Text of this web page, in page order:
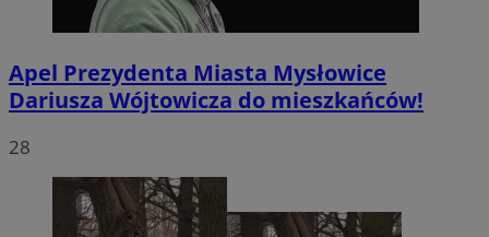
Apel Prezydenta Miasta Mysłowice
Dariusza Wójtowicza do mieszkańców!
28